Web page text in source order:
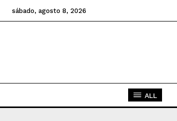
sábado, agosto 8, 2026
ALL